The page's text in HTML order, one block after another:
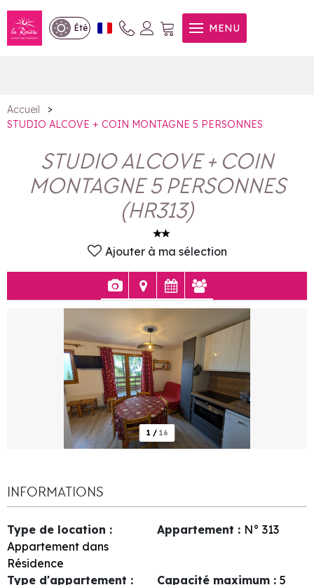
Été MENU
STUDIO ALCOVE + COIN
MONTAGNE 5 PERSONNES
Accueil
>
STUDIO ALCOVE + COIN MONTAGNE 5 PERSONNES
STUDIO ALCOVE + COIN
MONTAGNE 5 PERSONNES
(HR313)
Ajouter à ma sélection
1 / 16
INFORMATIONS
Type de location :
Appartement dans
Résidence
Appartement : N° 313
Type d'appartement :
Capacité maximum : 5